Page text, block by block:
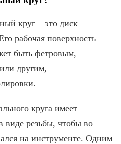
круг – это диск
рабочая поверхность
быть фетровым,
другим,
круга имеет
виде резьбы, чтобы во
на инструменте. Одним